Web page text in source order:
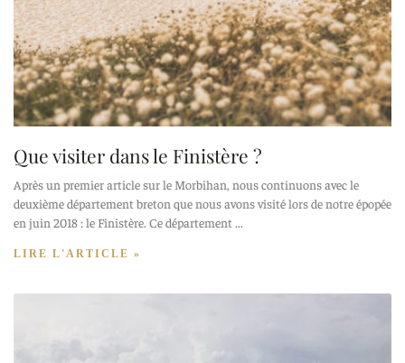
Que visiter dans le Finistère ?
Après un premier article sur le Morbihan, nous continuons avec le
deuxième département breton que nous avons visité lors de notre épopée
en juin 2018 : le Finistère. Ce département
LIRE L'ARTICLE »